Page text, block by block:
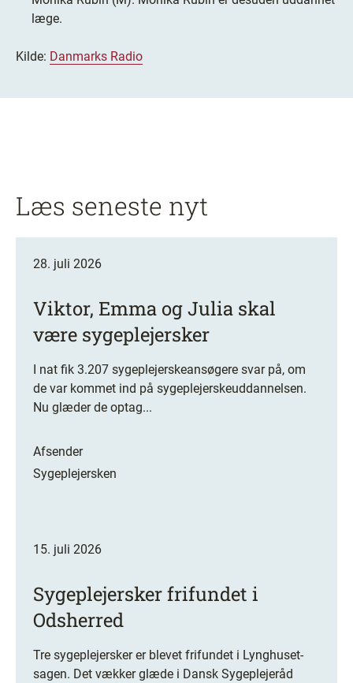
læge.
Kilde: Danmarks Radio
Læs seneste nyt
28. juli 2026
Viktor, Emma og Julia skal
være sygeplejersker
I nat fik 3.207 sygeplejerskeansøgere svar på, om
de var kommet ind på sygeplejerskeuddannelsen.
Nu glæder de optag...
Afsender
Sygeplejersken
15. juli 2026
Sygeplejersker frifundet i
Odsherred
Tre sygeplejersker er blevet frifundet i Lynghuset-
sagen. Det vækker glæde i Dansk Sygeplejeråd